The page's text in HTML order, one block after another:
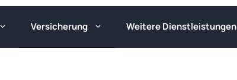
Versicherung Weitere Dienstleistungen